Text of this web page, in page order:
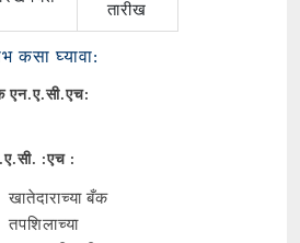
तारीख
कसा घ्यावा:
एन.ए.सी.एच:
:एच :
खातेदाराच्या बँक
तपशिलाच्या